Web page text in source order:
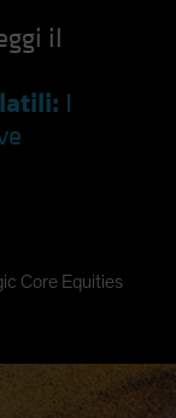
il
I
Core Equities